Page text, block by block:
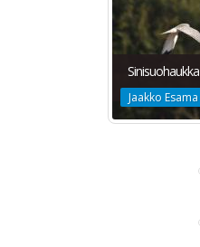
Sinisuohaukka
Jaakko Esama